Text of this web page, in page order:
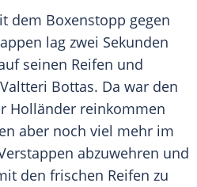
dem Boxenstopp gegen
lag zwei Sekunden
seinen Reifen und
Valtteri Bottas. Da war den
Holländer reinkommen
aber noch viel mehr im
abzuwehren und
den frischen Reifen zu